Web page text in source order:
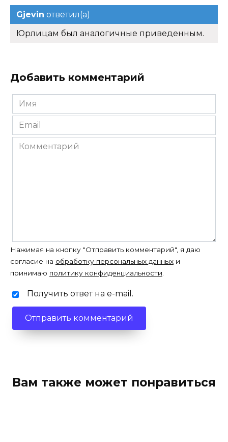
Gjevin ответил(а)
Юрлицам был аналогичные приведенным.
Добавить комментарий
Имя
*
Email
*
Комментарий
Нажимая на кнопку "Отправить комментарий", я даю
согласие на обработку персональных данных и
принимаю политику конфиденциальности.
Получить ответ на e-mail.
Вам также может понравиться